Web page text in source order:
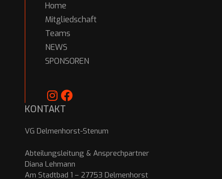
Home
Mitgliedschaft
Teams
NEWS
SPONSOREN
KONTAKT
VG Delmenhorst-Stenum
Abteilungsleitung & Ansprechpartner
Diana Lehmann
Am Stadtbad 1 – 27753 Delmenhorst